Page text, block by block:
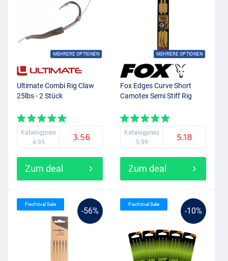
MEHRERE OPTIONEN
Ultimate Combi Rig Claw
25lbs - 2 Stück
Katalogpreis
4.95
3.56
Zum deal
MEHRERE OPTIONEN
Fox Edges Curve Short
Camotex Semi Stiff Rig
Katalogpreis
5.99
5.18
Zum deal
-56%
Fischtival Sale
-10%
Fischtival Sale